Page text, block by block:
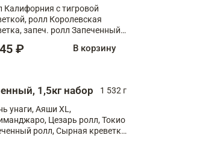
Калифорния с тигровой
ролл Королевская
запеч. ролл Запеченный
ролл Крабик Хот
₽ В корзину
1,5кг набор
1 532 г
унаги, Аяши XL,
Цезарь ролл, Токио
ролл, Сырная креветка